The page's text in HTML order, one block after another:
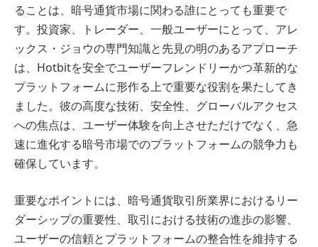
ることは、暗号通貨市場に関わる誰にとっても重要で
す。投資家、トレーダー、一般ユーザーにとって、アレ
ックス・ジョウの専門知識と先見の明のあるアプローチ
は、Hotbitを安全でユーザーフレンドリーかつ革新的な
プラットフォームに形作る上で重要な役割を果たしてき
ました。彼の高度な技術、安全性、グローバルアクセス
への焦点は、ユーザー体験を向上させただけでなく、急
速に進化する暗号市場でのプラットフォームの競争力も
確保しています。
重要なポイントには、暗号通貨取引所業界におけるリー
ダーシップの重要性、取引における技術の進歩の影響、
ユーザーの信頼とプラットフォームの整合性を維持する